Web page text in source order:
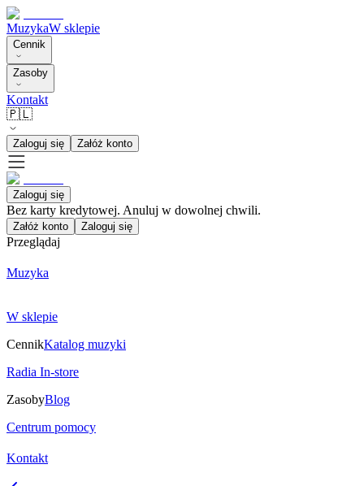
MuzykaW sklepie
Cennik
Zasoby
Kontakt
🇵🇱
Zaloguj się Załóż konto
Zaloguj się
Bez karty kredytowej. Anuluj w dowolnej chwili.
Załóż konto Zaloguj się
Przeglądaj
Muzyka
W sklepie
CennikKatalog muzyki
Radia In-store
ZasobyBlog
Centrum pomocy
Kontakt